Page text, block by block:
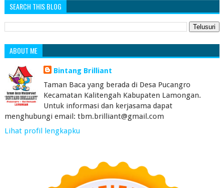
SEARCH THIS BLOG
ABOUT ME
Bintang Brilliant
Taman Baca yang berada di Desa Pucangro
Kecamatan Kalitengah Kabupaten Lamongan.
Untuk informasi dan kerjasama dapat
menghubungi email: tbm.brilliant@gmail.com
Lihat profil lengkapku